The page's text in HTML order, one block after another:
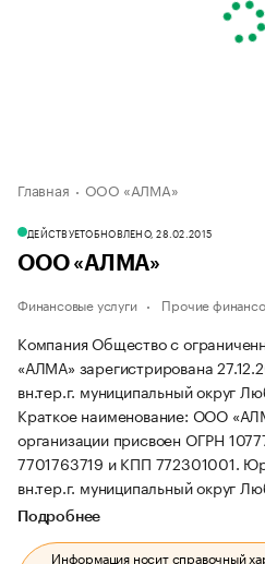
Главная ООО «АЛМА»
ДЕЙСТВУЕТОБНОВЛЕНО, 28.02.2015
ООО «АЛМА»
Финансовые услуги Прочие
Компания Общество с
«АЛМА» зарегистрирована
вн.тер.г. муниципальный округ
Краткое наименование: ООО
организации присвоен ОГРН
7701763719 и КПП 772301001.
вн.тер.г. муниципальный округ
Подробнее
Информация носит справочный